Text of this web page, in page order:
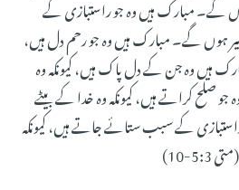
گے۔ مبارک ہیں وہ جو راستبازی کے
ہوں گے۔ مبارک ہیں وہ جو رحم دل ہیں،
ہیں وہ جن کے دل پاک ہیں، کیونکہ وہ
صلح کراتے ہیں، کیونکہ وہ خدا کے بیٹے
کے سبب ستائے جاتے ہیں، کیونکہ
10)